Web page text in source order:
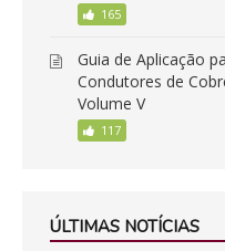
165
Guia de Aplicação
Condutores de
Volume V
117
ÚLTIMAS NOTÍCIAS